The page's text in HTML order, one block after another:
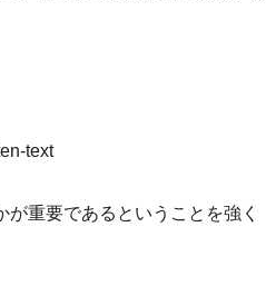
text
重要であるということを強く